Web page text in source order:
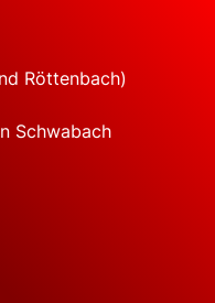
Röttenbach)
Schwabach